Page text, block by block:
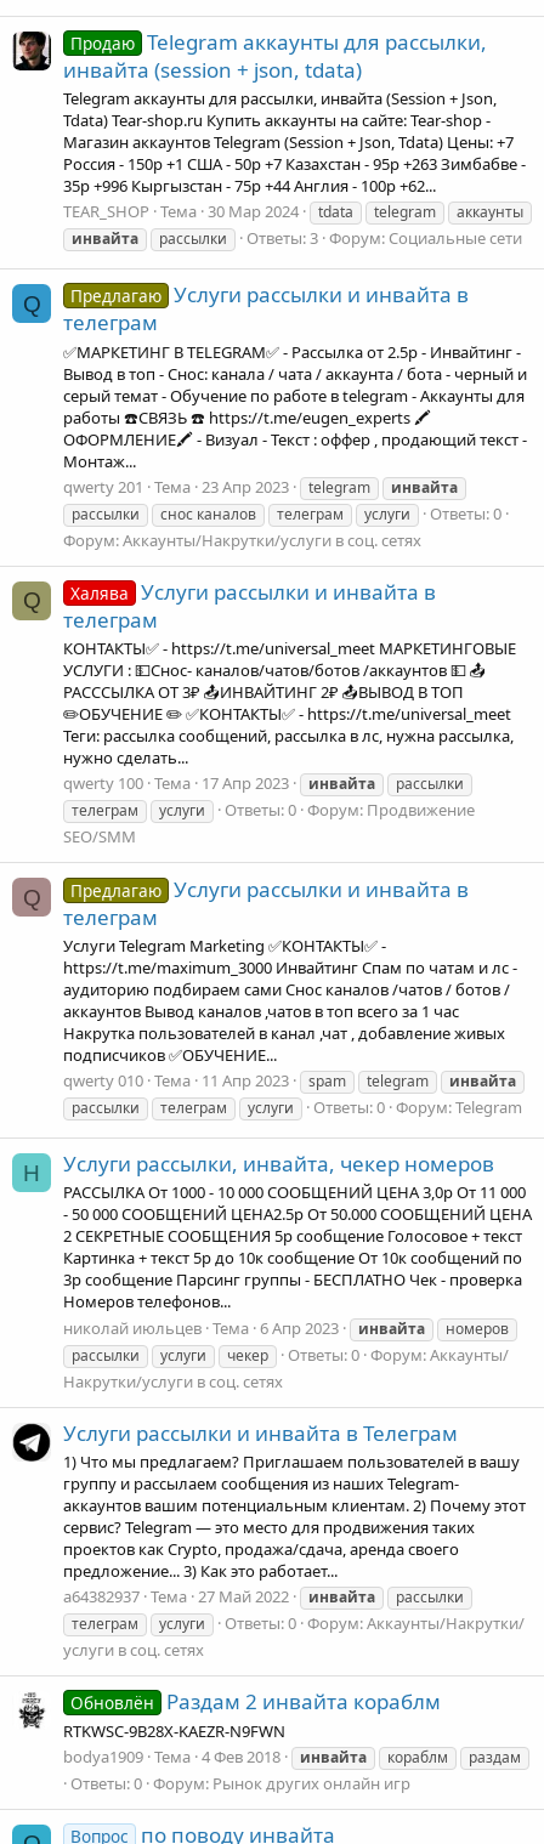
Продаю Telegram аккаунты для рассылки,
инвайта (session + json, tdata)
Telegram аккаунты для рассылки, инвайта (Session + Json,
Tdata) Tear-shop.ru Купить аккаунты на сайте: Tear-shop -
Магазин аккаунтов Telegram (Session + Json, Tdata) Цены: +7
Россия - 150р +1 США - 50р +7 Казахстан - 95р +263 Зимбабве -
35р +996 Кыргызстан - 75р +44 Англия - 100р +62...
TEAR_SHOP Тема 30 Мар 2024 tdata telegram
аккаунты
инвайта
рассылки Ответы: 3 Форум: Социальные сети
Q Предлагаю Услуги рассылки и инвайта в
телеграм
✅МАРКЕТИНГ В TELEGRAM✅ - Рассылка от 2.5р - Инвайтинг -
Вывод в топ - Снос: канала / чата / аккаунта / бота - черный и
серый темат - Обучение по работе в telegram - Аккаунты для
работы ☎️СВЯЗЬ ☎️ https://t.me/eugen_experts 🖍
ОФОРМЛЕНИЕ🖍 - Визуал - Текст : оффер , продающий текст -
Монтаж...
qwerty 201
Тема 23 Апр 2023 telegram
инвайта
рассылки
снос каналов телеграм услуги
Ответы: 0
Форум:Аккаунты/Накрутки/услуги в соц. сетях
Q Халява Услуги рассылки и инвайта в
телеграм
КОНТАКТЫ✅ - https://t.me/universal_meet МАРКЕТИНГОВЫЕ
УСЛУГИ : 💵Снос- каналов/чатов/ботов /аккаунтов 💵 📤
РАСССЫЛКА ОТ 3₽ 📤ИНВАЙТИНГ 2₽ 📤ВЫВОД В ТОП
✏️ОБУЧЕНИЕ ✏️ ✅КОНТАКТЫ✅ - https://t.me/universal_meet
Теги: рассылка сообщений, рассылка в лс, нужна рассылка,
нужно сделать...
qwerty 100 Тема 17 Апр 2023 инвайта
рассылки
телеграм
услуги Ответы: 0 Форум: Продвижение
SEO/SMM
Q Предлагаю Услуги рассылки и инвайта в
телеграм
Услуги Telegram Marketing ✅КОНТАКТЫ✅ -
https://t.me/maximum_3000 Инвайтинг Спам по чатам и лс -
аудиторию подбираем сами Снос каналов /чатов / ботов /
аккаунтов Вывод каналов ,чатов в топ всего за 1 час
Накрутка пользователей в канал ,чат , добавление живых
подписчиков ✅ОБУЧЕНИЕ...
qwerty 010 Тема 11 Апр 2023 spam telegram
инвайта
рассылки
телеграм услуги Ответы: 0 Форум:Telegram
Н Услуги рассылки, инвайта, чекер номеров
РАССЫЛКА От 1000 - 10 000 СООБЩЕНИЙ ЦЕНА 3,0р От 11 000
- 50 000 СООБЩЕНИЙ ЦЕНА2.5р От 50.000 СООБЩЕНИЙ ЦЕНА
2 СЕКРЕТНЫЕ СООБЩЕНИЯ 5р сообщение Голосовое + текст
Картинка + текст 5р до 10к сообщение От 10к сообщений по
3р сообщение Парсинг группы - БЕСПЛАТНО Чек - проверка
Номеров телефонов...
николай июльцев Тема 6 Апр 2023 инвайта
номеров
рассылки
услуги чекер Ответы: 0 Форум:Аккаунты/
Накрутки/услуги в соц. сетях
Услуги рассылки и инвайта в Телеграм
1) Что мы предлагаем? Приглашаем пользователей в вашу
группу и рассылаем сообщения из наших Telegram-
аккаунтов вашим потенциальным клиентам. 2) Почему этот
сервис? Telegram — это место для продвижения таких
проектов как Crypto, продажа/сдача, аренда своего
предложение... 3) Как это работает...
a64382937 Тема 27 Май 2022 инвайта
рассылки
телеграм
услуги Ответы: 0 Форум:Аккаунты/Накрутки/
услуги в соц. сетях
Обновлён Раздам 2 инвайта кораблм
RTKWSC-9B28X-KAEZR-N9FWN
bodya1909 Тема 4 Фев 2018 инвайта кораблм раздам
Ответы: 0 Форум: Рынок других онлайн игр
Вопрос по поводу инвайта